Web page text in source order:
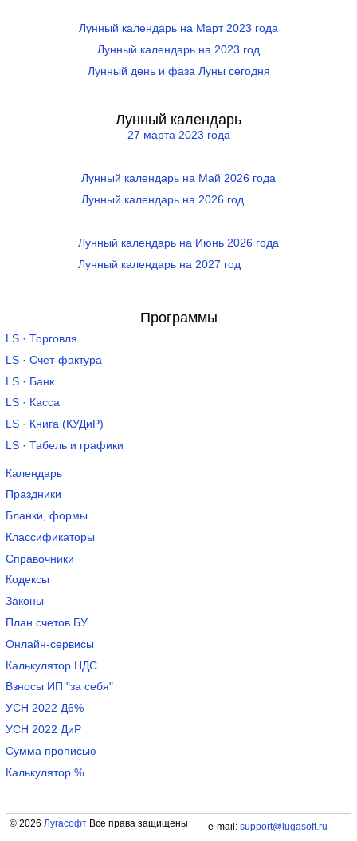
Лунный календарь на Март 2023 года
Лунный календарь на 2023 год
Лунный день и фаза Луны сегодня
Лунный календарь
27 марта 2023 года
Лунный календарь на Май 2026 года
Лунный календарь на 2026 год
Лунный календарь на Июнь 2026 года
Лунный календарь на 2027 год
Программы
LS · Торговля
LS · Счет-фактура
LS · Банк
LS · Касса
LS · Книга (КУДиР)
LS · Табель и графики
Календарь
Праздники
Бланки, формы
Классификаторы
Справочники
Кодексы
Законы
План счетов БУ
Онлайн-сервисы
Калькулятор НДС
Взносы ИП "за себя"
УСН 2022 Д6%
УСН 2022 ДиР
Сумма прописью
Калькулятор %
© 2026 ЛугасофтВсе права защищены e-mail: support@lugasoft.ru